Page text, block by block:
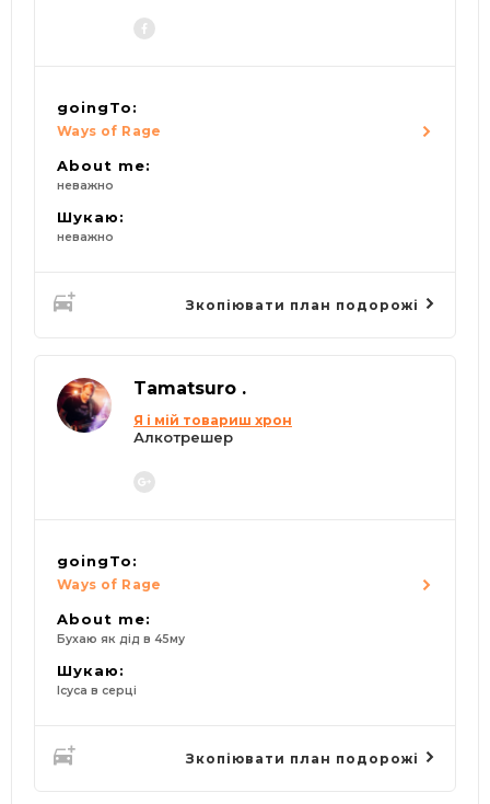
goingTo:
Ways of Rage
About me:
неважно
Шукаю:
неважно
Зкопіювати план подорожі
Tamatsuro .
Я і мій товариш хрон
Алкотрешер
goingTo:
Ways of Rage
About me:
Бухаю як дід в 45му
Шукаю:
Ісуса в серці
Зкопіювати план подорожі